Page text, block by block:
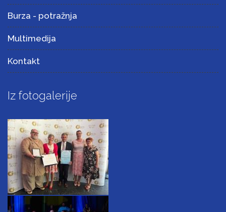
Burza - potražnja
Multimedija
Kontakt
Iz fotogalerije